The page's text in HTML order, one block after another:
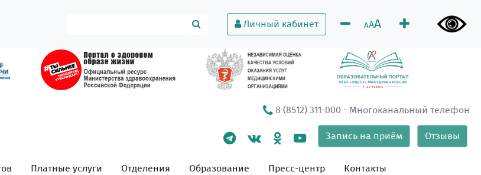
Личный кабинет AAA
8 (8512) 311-000 - Многоканальный телефон
Запись на приём Отзывы
Платные услуги Отделения Образование Пресс-центр Контакты